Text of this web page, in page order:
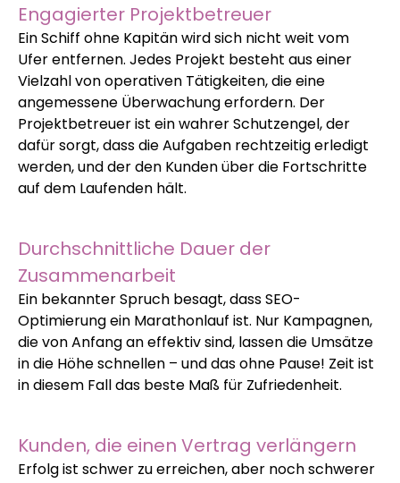
Engagierter Projektbetreuer
Ein Schiff ohne Kapitän wird sich nicht weit vom
Ufer entfernen. Jedes Projekt besteht aus einer
Vielzahl von operativen Tätigkeiten, die eine
angemessene Überwachung erfordern. Der
Projektbetreuer ist ein wahrer Schutzengel, der
dafür sorgt, dass die Aufgaben rechtzeitig erledigt
werden, und der den Kunden über die Fortschritte
auf dem Laufenden hält.
Durchschnittliche Dauer der
Zusammenarbeit
Ein bekannter Spruch besagt, dass SEO-
Optimierung ein Marathonlauf ist. Nur Kampagnen,
die von Anfang an effektiv sind, lassen die Umsätze
in die Höhe schnellen – und das ohne Pause! Zeit ist
in diesem Fall das beste Maß für Zufriedenheit.
Kunden, die einen Vertrag verlängern
Erfolg ist schwer zu erreichen, aber noch schwerer